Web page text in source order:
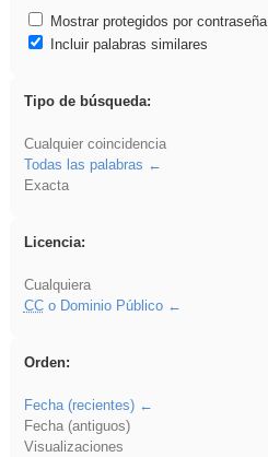
Mostrar protegidos por contraseña
Incluir palabras similares
Tipo de búsqueda:
Cualquier coincidencia
Todas las palabras
Exacta
Licencia:
Cualquiera
CCo Dominio Público
Orden:
Fecha (recientes)
Fecha (antiguos)
Visualizaciones